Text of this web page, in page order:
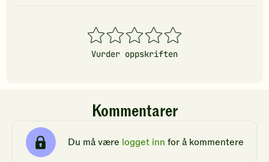
1
stjerner
2
stjerner
3
stjerner
4
stjerner
5
stjerner
Vurder oppskriften
Kommentarer
Du må være logget inn for å kommentere